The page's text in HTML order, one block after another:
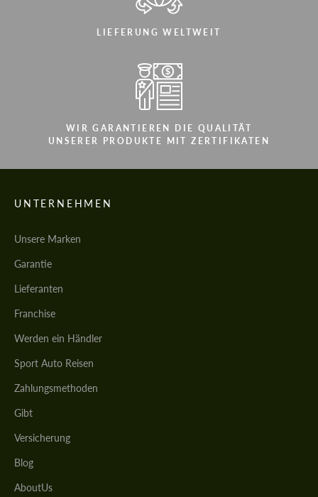
LIEFERUNG WELTWEIT
WIR GARANTIEREN DIE QUALITÄT
UNSERER PRODUKTE MIT ZERTIFIKATEN
UNTERNEHMEN
Unsere Marken
Garantie
Lieferanten
Franchise
Werden ein Händler
Sport Auto Reisen
Zahlungsmethoden
Gibt
Versicherung
Blog
AboutUs